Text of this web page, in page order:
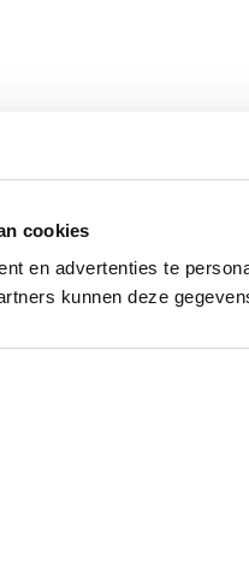
cookies
en advertenties te
kunnen deze